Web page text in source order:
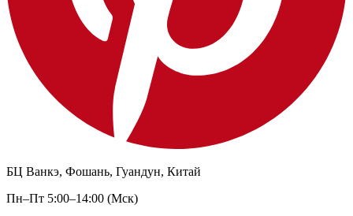
БЦ Ванкэ, Фошань, Гуандун, Китай
Пн–Пт 5:00–14:00 (Мск)